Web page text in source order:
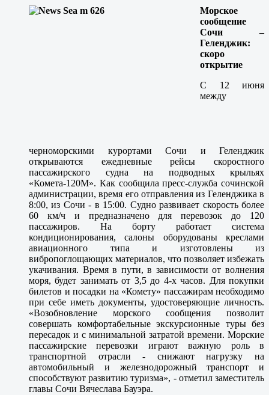
Морское
сообщение
Сочи –
Геленджик:
скоро
открытие
С 12 июня
между
черноморскими курортами Сочи и Геленджик
открываются ежедневные рейсы скоростного
пассажирского судна на подводных крыльях
«Комета-120М». Как сообщила пресс-служба сочинской
администрации, время его отправления из Геленджика в
8:00, из Сочи - в 15:00. Судно развивает скорость более
60 км/ч и предназначено для перевозок до 120
пассажиров. На борту работает система
кондиционирования, салоны оборудованы креслами
авиационного типа и изготовлены из
вибропоглощающих материалов, что позволяет избежать
укачивания. Время в пути, в зависимости от волнения
моря, будет занимать от 3,5 до 4-х часов. Для покупки
билетов и посадки на «Комету» пассажирам необходимо
при себе иметь документы, удостоверяющие личность.
«Возобновление морского сообщения позволит
совершать комфортабельные экскурсионные туры без
пересадок и с минимальной затратой времени. Морские
пассажирские перевозки играют важную роль в
транспортной отрасли - снижают нагрузку на
автомобильный и железнодорожный транспорт и
способствуют развитию туризма», - отметил заместитель
главы Сочи Вячеслава Бауэра.